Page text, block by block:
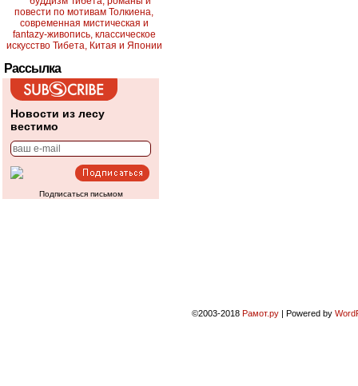
Рассылка
Новости из лесу
вестимо
Подписаться письмом
©2003-2018 Рамот.ру | Powered by